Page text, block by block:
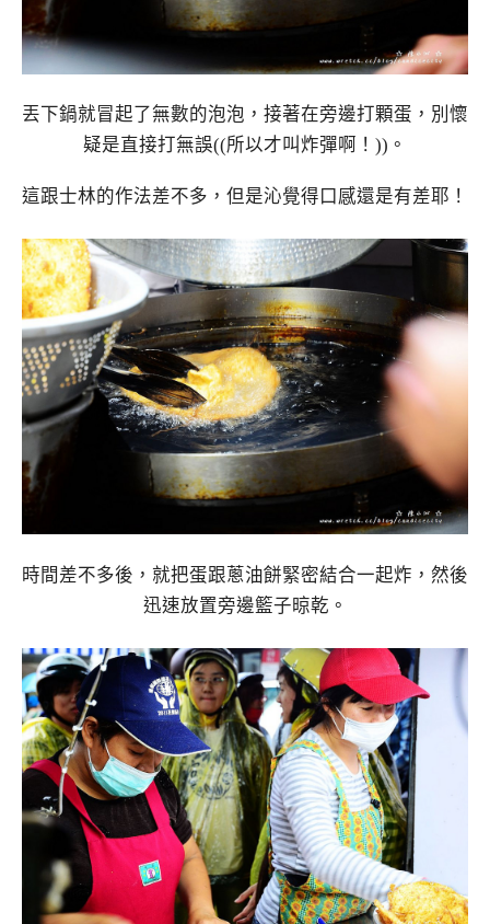
丟下鍋就冒起了無數的泡泡，接著在旁邊打顆蛋，別懷
疑是直接打無誤((所以才叫炸彈啊！))。
這跟士林的作法差不多，但是沁覺得口感還是有差耶！
時間差不多後，就把蛋跟蔥油餅緊密結合一起炸，然後
迅速放置旁邊籃子晾乾。